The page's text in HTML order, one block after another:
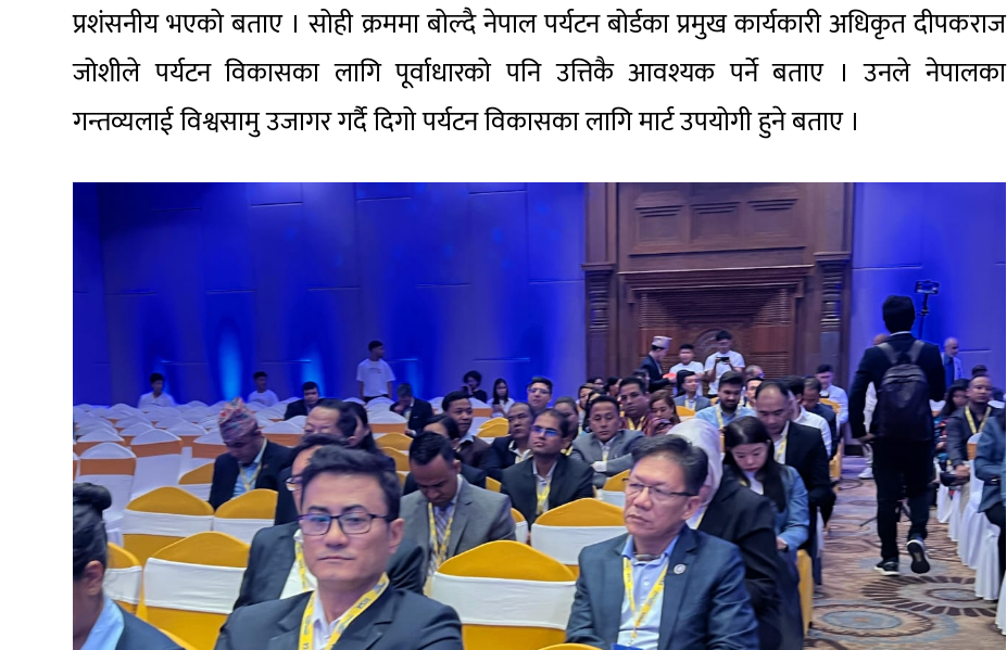
प्रशंसनीय भएको बताए । सोही क्रममा बोल्दै नेपाल पर्यटन बोर्डका प्रमुख कार्यकारी अधिकृत दीपकराज
जोशीले पर्यटन विकासका लागि पूर्वाधारको पनि उत्तिकै आवश्यक पर्ने बताए । उनले नेपालका
गन्तव्यलाई विश्वसामु उजागर गर्दै दिगो पर्यटन विकासका लागि मार्ट उपयोगी हुने बताए ।